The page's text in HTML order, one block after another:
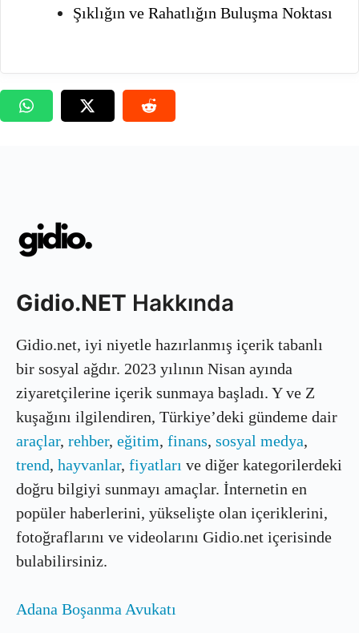
Şıklığın ve Rahatlığın Buluşma Noktası
Gidio.NET Hakkında
Gidio.net, iyi niyetle hazırlanmış içerik tabanlı
bir sosyal ağdır. 2023 yılının Nisan ayında
ziyaretçilerine içerik sunmaya başladı. Y ve Z
kuşağını ilgilendiren, Türkiye’deki gündeme dair
araçlar, rehber, eğitim, finans, sosyal medya,
trend, hayvanlar, fiyatları ve diğer kategorilerdeki
doğru bilgiyi sunmayı amaçlar. İnternetin en
popüler haberlerini, yükselişte olan içeriklerini,
fotoğraflarını ve videolarını Gidio.net içerisinde
bulabilirsiniz.
Adana Boşanma Avukatı